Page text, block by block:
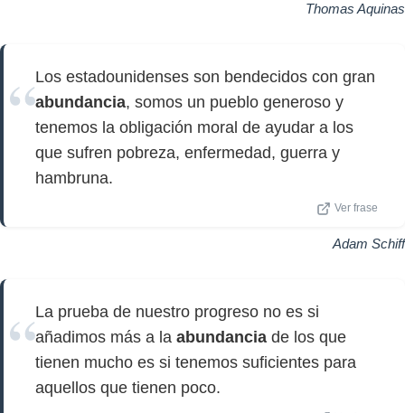
Thomas Aquinas
Los estadounidenses son bendecidos con gran
abundancia, somos un pueblo generoso y
tenemos la obligación moral de ayudar a los
que sufren pobreza, enfermedad, guerra y
hambruna.
Ver frase
Adam Schiff
La prueba de nuestro progreso no es si
añadimos más a la abundancia de los que
tienen mucho es si tenemos suficientes para
aquellos que tienen poco.